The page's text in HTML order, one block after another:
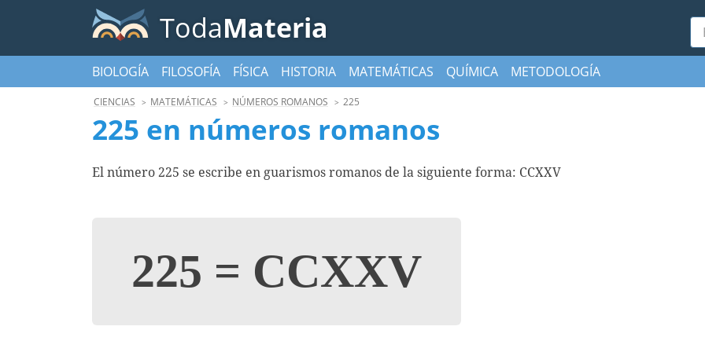
TodaMateria
BIOLOGÍA FILOSOFÍA FÍSICA HISTORIA MATEMÁTICAS QUÍMICA METODOLOGÍA
CIENCIAS MATEMÁTICAS NÚMEROS ROMANOS 225
225 en números romanos
El número 225 se escribe en guarismos romanos de la siguiente forma: CCXXV
225 = CCXXV